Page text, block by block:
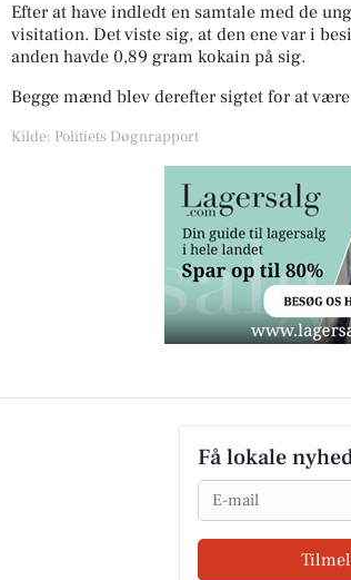
Efter at have indledt en samtale med de
visitation. Det viste sig, at den ene var i
anden havde 0,89 gram kokain på sig.
Begge mænd blev derefter sigtet for at
Kilde: Politiets Døgnrapport
Få lokale
Email